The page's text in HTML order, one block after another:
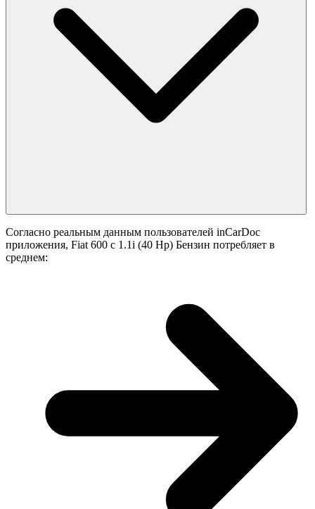
Согласно реальным данным пользователей inCarDoc
приложения, Fiat 600 с 1.1i (40 Hp) Бензин потребляет в
среднем: